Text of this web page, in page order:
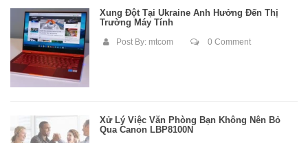
Xung Đột Tại Ukraine Ảnh Hưởng Đến Thị
Trường Máy Tính
Post By: mtcom 0 Comment
Xử Lý Việc Văn Phòng Bạn Không Nên Bỏ
Qua Canon LBP8100N